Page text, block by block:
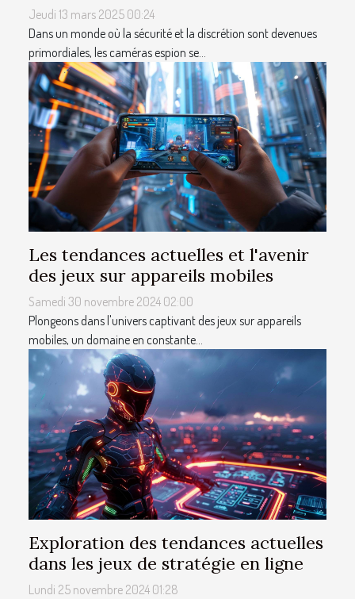
Jeudi 13 mars 2025 00:24
Dans un monde où la sécurité et la discrétion sont devenues
primordiales, les caméras espion se...
Les tendances actuelles et l'avenir
des jeux sur appareils mobiles
Samedi 30 novembre 2024 02:00
Plongeons dans l'univers captivant des jeux sur appareils
mobiles, un domaine en constante...
Exploration des tendances actuelles
dans les jeux de stratégie en ligne
Lundi 25 novembre 2024 01:28